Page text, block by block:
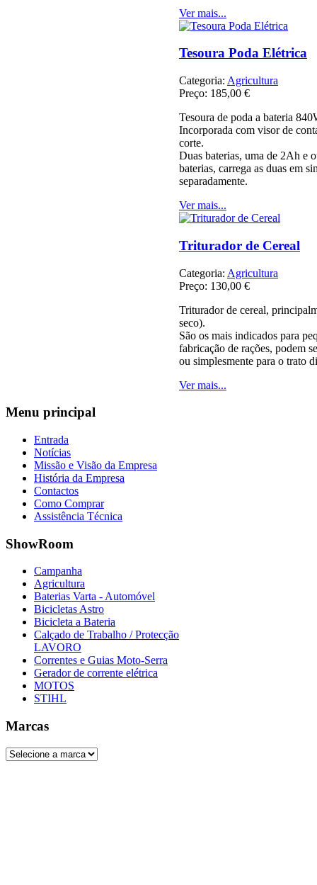
Ver mais...
Tesoura Poda Elétrica
Categoria: Agricultura
Preço: 185,00 €
Tesoura de poda a bateria
Incorporada com visor de
corte.
Duas baterias, uma de 2Ah e
baterias, carrega as duas em
separadamente.
Ver mais...
Triturador de Cereal
Categoria: Agricultura
Preço: 130,00 €
Triturador de cereal,
seco).
São os mais indicados para
fabricação de rações, podem
ou simplesmente para o trato
Ver mais...
Menu principal
Entrada
Notícias
Missão e Visão da Empresa
História da Empresa
Contactos
Como Comprar
Assistência Técnica
ShowRoom
Campanha
Agricultura
Baterias Varta - Automóvel
Bicicletas Astro
Bicicleta a Bateria
Calçado de Trabalho / Protecção
LAVORO
Correntes e Guias Moto-Serra
Gerador de corrente elétrica
MOTOS
STIHL
Marcas